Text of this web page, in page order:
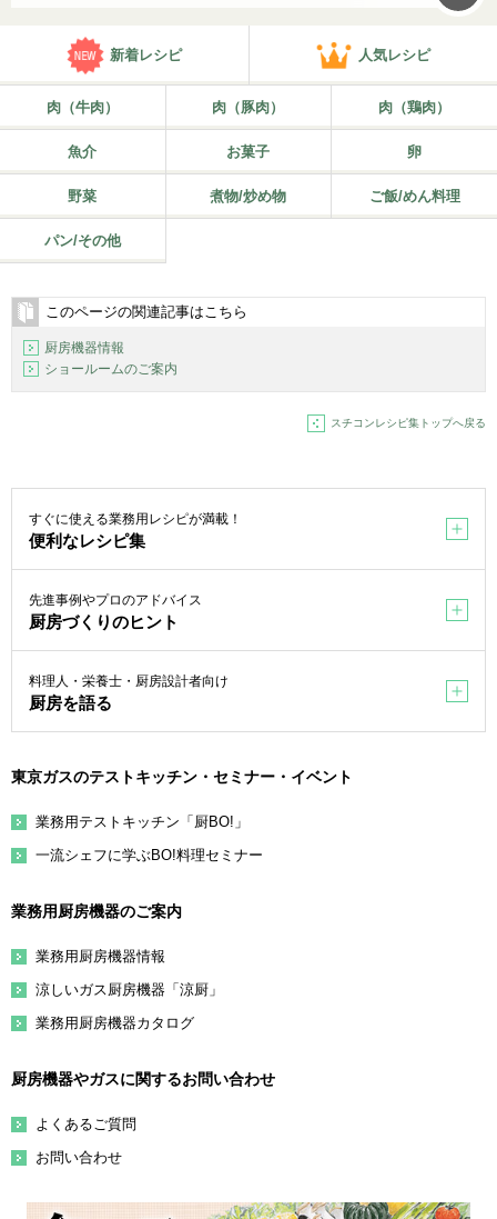
新着レシピ 人気レシピ
肉（牛肉） 肉（豚肉） 肉（鶏肉）
魚介 お菓子 卵
野菜 煮物/炒め物 ご飯/めん料理
パン/その他
このページの関連記事はこちら
厨房機器情報
ショールームのご案内
スチコンレシピ集トップへ戻る
すぐに使える業務用レシピが満載！
便利なレシピ集
先進事例やプロのアドバイス
厨房づくりのヒント
料理人・栄養士・厨房設計者向け
厨房を語る
東京ガスのテストキッチン・セミナー・イベント
業務用テストキッチン「厨BO!」
一流シェフに学ぶBO!料理セミナー
業務用厨房機器のご案内
業務用厨房機器情報
涼しいガス厨房機器「涼厨」
業務用厨房機器カタログ
厨房機器やガスに関するお問い合わせ
よくあるご質問
お問い合わせ